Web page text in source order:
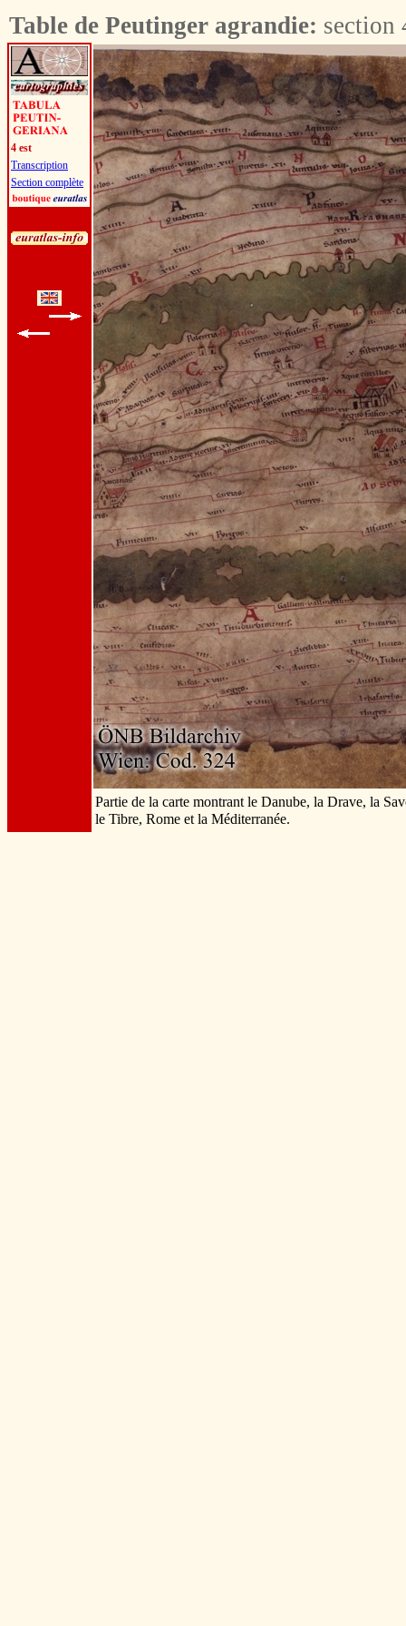
Table de Peutinger agrandie: section
4 est
Transcription
Section complète
Partie de la carte montrant le Danube, la Drave, la
le Tibre, Rome et la Méditerranée.